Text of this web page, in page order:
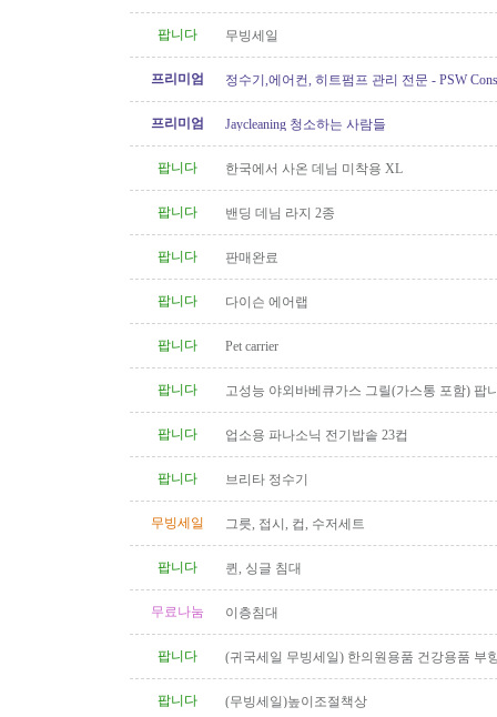
팝니다 무빙세일
프리미엄 정수기,에어컨, 히트펌프 관리 전문 - PSW
프리미엄 Jaycleaning 청소하는 사람들
팝니다 한국에서 사온 데님 미착용 XL
팝니다 밴딩 데님 라지 2종
팝니다 판매완료
팝니다 다이슨 에어랩
팝니다 Pet carrier
팝니다 고성능 야외바베큐가스 그릴(가스통 포함) 팝
팝니다 업소용 파나소닉 전기밥솥 23컵
팝니다 브리타 정수기
무빙세일 그릇, 접시, 컵, 수저세트
팝니다 퀸, 싱글 침대
무료나눔 이층침대
팝니다
(귀국세일 무빙세일) 한의원용품 건강용품 부
팝니다
(무빙세일)높이조절책상